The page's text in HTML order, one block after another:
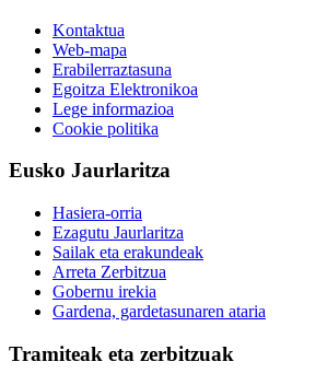
Kontaktua
Web-mapa
Erabilerraztasuna
Egoitza Elektronikoa
Lege informazioa
Cookie politika
Eusko Jaurlaritza
Hasiera-orria
Ezagutu Jaurlaritza
Sailak eta erakundeak
Arreta Zerbitzua
Gobernu irekia
Gardena, gardetasunaren ataria
Tramiteak eta zerbitzuak